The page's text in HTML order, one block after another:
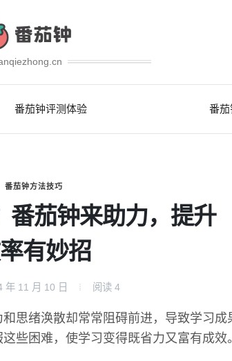
番茄钟评测体验 番
番茄钟方法技巧
番茄钟来助力，提升
有妙招
年 11 月 10 日 阅读 4
思绪涣散却常常阻碍前进，导致学习成
些困难，使学习变得既省力又富有成效。